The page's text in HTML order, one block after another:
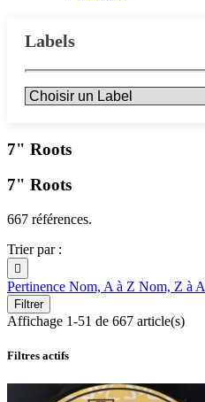
Labels
7" Roots
7" Roots
667 références.
Trier par :

Pertinence Nom, A à Z Nom, Z à A
Filtrer
Affichage 1-51 de 667 article(s)
Filtres actifs